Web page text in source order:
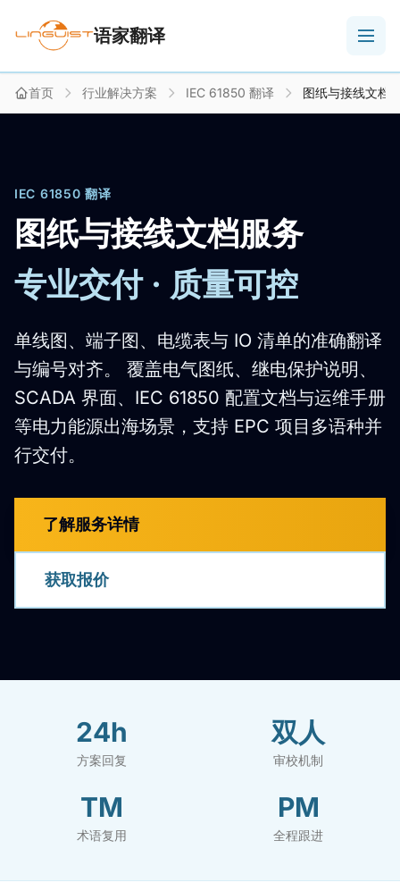
语家翻译
首页 行业解决方案 IEC 61850 翻译 图纸与接线文档
IEC 61850 翻译
图纸与接线文档服务
专业交付 · 质量可控
单线图、端子图、电缆表与 IO 清单的准确翻译
与编号对齐。 覆盖电气图纸、继电保护说明、
SCADA 界面、IEC 61850 配置文档与运维手册
等电力能源出海场景，支持 EPC 项目多语种并
行交付。
了解服务详情
获取报价
24h
方案回复
双人
审校机制
TM
术语复用
PM
全程跟进